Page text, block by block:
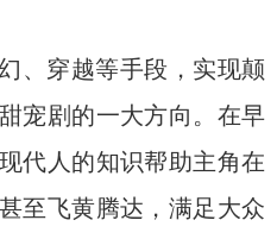
、穿越等手段，实现颠
宠剧的一大方向。在早
代人的知识帮助主角在
至飞黄腾达，满足大众